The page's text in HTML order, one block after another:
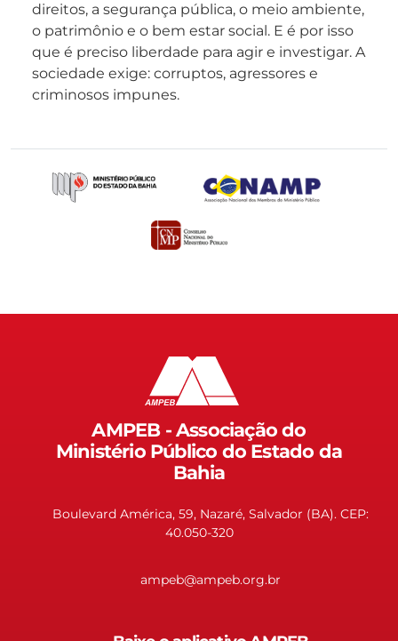
direitos, a segurança pública, o meio ambiente,
o patrimônio e o bem estar social. E é por isso
que é preciso liberdade para agir e investigar. A
sociedade exige: corruptos, agressores e
criminosos impunes.
AMPEB - Associação do
Ministério Público do Estado da
Bahia
Boulevard América, 59, Nazaré, Salvador (BA). CEP:
40.050-320
ampeb@ampeb.org.br